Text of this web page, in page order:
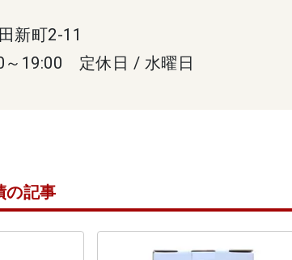
新町2-11
～19:00 定休日 / 水曜日
の記事